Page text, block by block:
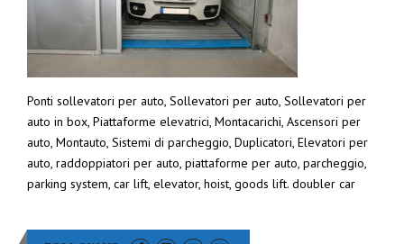
Ponti sollevatori per auto, Sollevatori per auto, Sollevatori per
auto in box, Piattaforme elevatrici, Montacarichi, Ascensori per
auto, Montauto, Sistemi di parcheggio, Duplicatori, Elevatori per
auto, raddoppiatori per auto, piattaforme per auto, parcheggio,
parking system, car lift, elevator, hoist, goods lift. doubler car